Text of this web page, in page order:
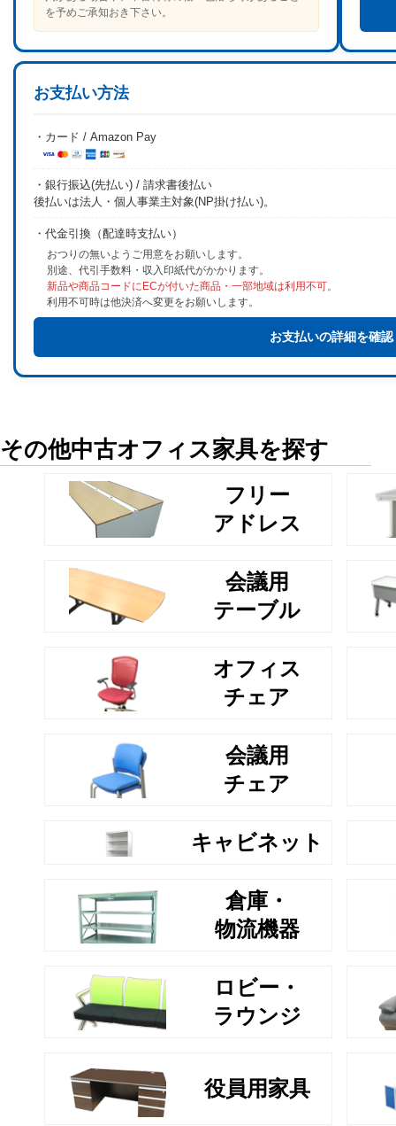
を予めご承知おき下さい。
お支払い方法
・カード / Amazon Pay
・銀行振込(先払い) / 請求書後払い
後払いは法人・個人事業主対象(NP掛け払い)。
・代金引換（配達時支払い）
おつりの無いようご用意をお願いします。
別途、代引手数料・収入印紙代がかかります。
新品や商品コードにECが付いた商品・一部地域は利用不可。
利用不可時は他決済へ変更をお願いします。
お支払いの詳細を確認
その他中古オフィス家具を探す
フリー
アドレス
会議用
テーブル
オフィス
チェア
会議用
チェア
キャビネット
倉庫・
物流機器
ロビー・
ラウンジ
役員用家具